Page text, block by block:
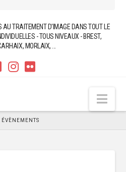
AU TRAITEMENT D'IMAGE DANS TOUT LE
- TOUS NIVEAUX - BREST,
MORLAIX, ...
ÉVÈNEMENTS